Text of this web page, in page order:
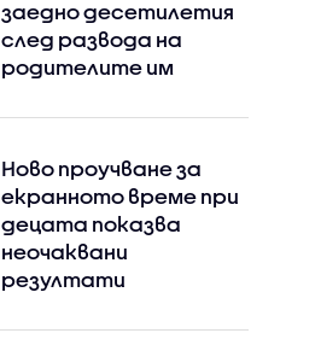
заедно десетилетия
след развода на
родителите им
Ново проучване за
екранното време при
децата показва
неочаквани
резултати